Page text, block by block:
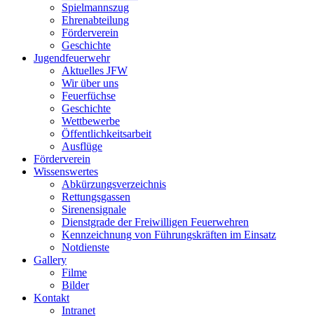
Spielmannszug
Ehrenabteilung
Förderverein
Geschichte
Jugendfeuerwehr
Aktuelles JFW
Wir über uns
Feuerfüchse
Geschichte
Wettbewerbe
Öffentlichkeitsarbeit
Ausflüge
Förderverein
Wissenswertes
Abkürzungsverzeichnis
Rettungsgassen
Sirenensignale
Dienstgrade der Freiwilligen Feuerwehren
Kennzeichnung von Führungskräften im Einsatz
Notdienste
Gallery
Filme
Bilder
Kontakt
Intranet